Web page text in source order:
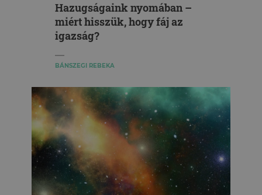
Hazugságaink nyomában –
miért hisszük, hogy fáj az
igazság?
BÁNSZEGI REBEKA